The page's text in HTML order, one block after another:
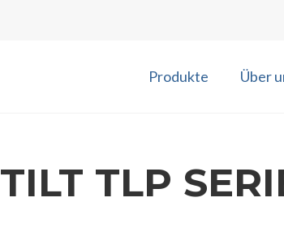
Produkte Über
TILT TLP